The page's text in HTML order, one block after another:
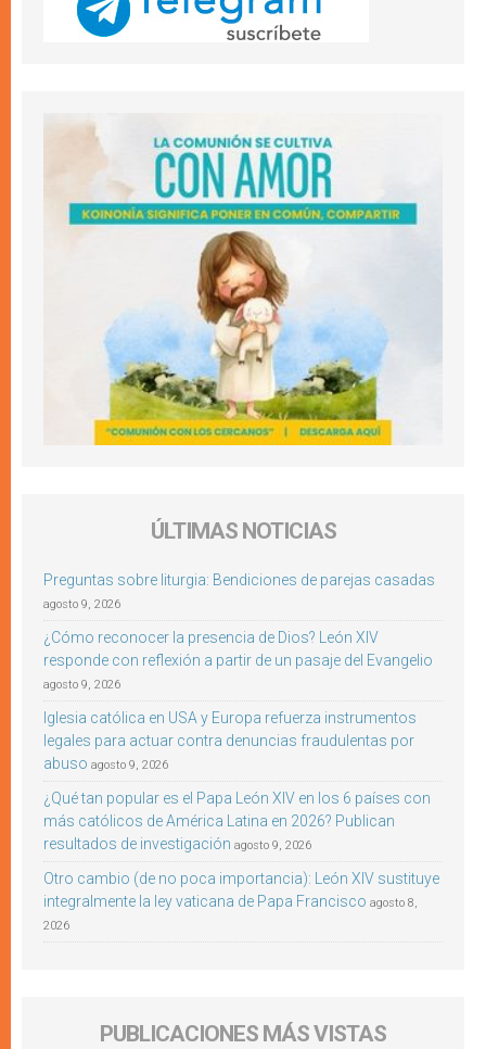
ÚLTIMAS NOTICIAS
Preguntas sobre liturgia: Bendiciones de parejas casadas
agosto 9, 2026
¿Cómo reconocer la presencia de Dios? León XIV
responde con reflexión a partir de un pasaje del Evangelio
agosto 9, 2026
Iglesia católica en USA y Europa refuerza instrumentos
legales para actuar contra denuncias fraudulentas por
abuso agosto 9, 2026
¿Qué tan popular es el Papa León XIV en los 6 países con
más católicos de América Latina en 2026? Publican
resultados de investigación agosto 9, 2026
Otro cambio (de no poca importancia): León XIV sustituye
integralmente la ley vaticana de Papa Francisco agosto 8,
2026
PUBLICACIONES MÁS VISTAS